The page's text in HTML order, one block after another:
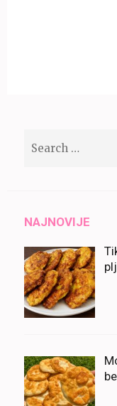
NAJNOVIJE